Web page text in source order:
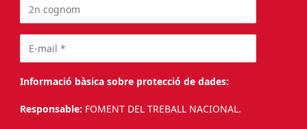
Informació bàsica sobre protecció de dades:
Responsable: FOMENT DEL TREBALL NACIONAL.